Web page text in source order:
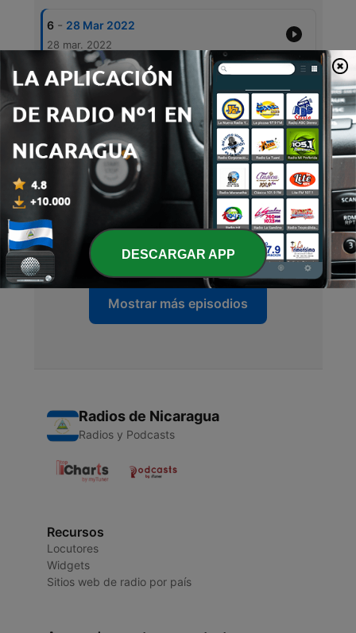
6 - 28 Mar 2022
28 mar. 2022
5 - 05 Feb 2022
4 - 17 Ene 2022
17 ene. 2022
07 Dic 2021
07 dic. 2021
2 23 Nov 2021
06 dic. 2021
Mostrar más episodios
Radios de Nicaragua
Radios y Podcasts
Recursos
Locutores
Widgets
Sitios web de radio por país
DESCARGAR APP